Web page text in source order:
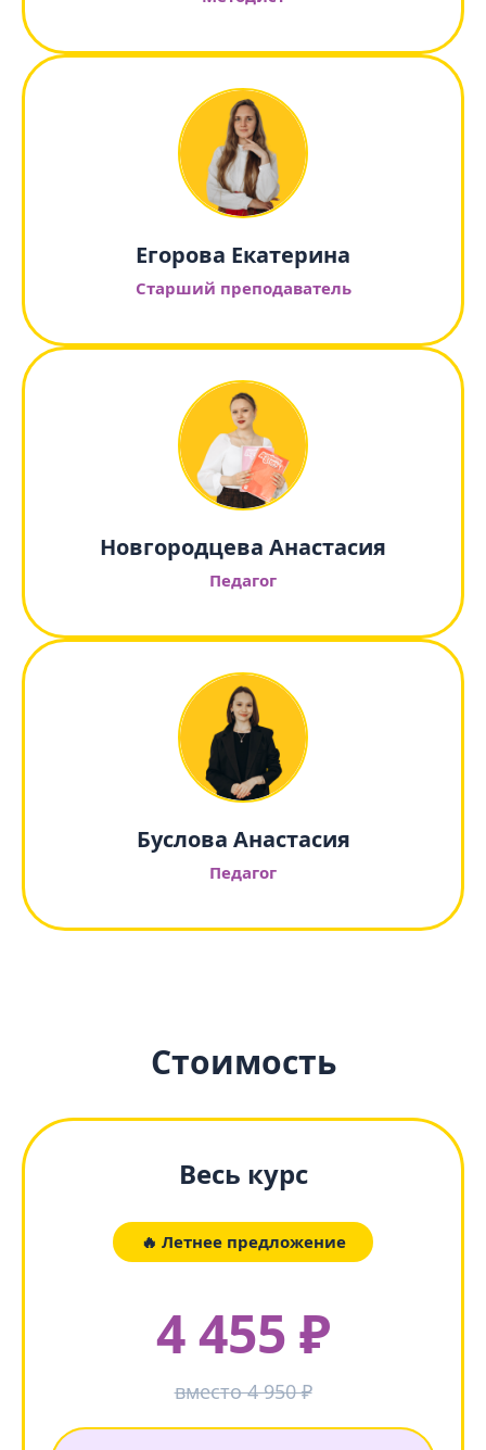
Егорова Екатерина
Старший преподаватель
Новгородцева Анастасия
Педагог
Буслова Анастасия
Педагог
Стоимость
Весь курс
🔥 Летнее предложение
4 455 ₽
вместо 4 950 ₽